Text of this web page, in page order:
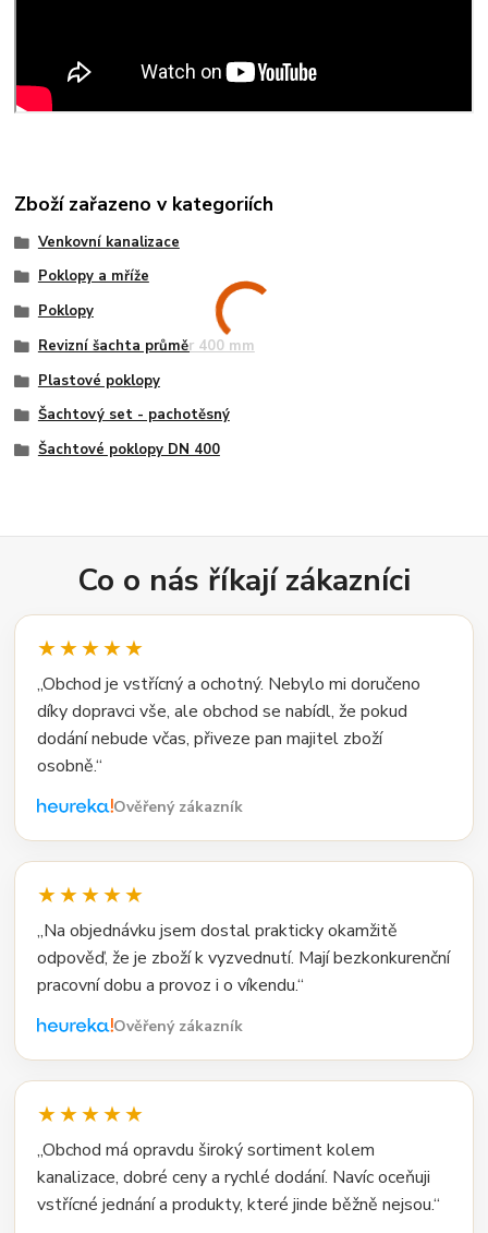
Zboží zařazeno v kategoriích
Venkovní kanalizace
Poklopy a mříže
Poklopy
Revizní šachta průměr 400 mm
Plastové poklopy
Šachtový set - pachotěsný
Šachtové poklopy DN 400
Co o nás říkají zákazníci
★★★★★
„Obchod je vstřícný a ochotný. Nebylo mi doručeno
díky dopravci vše, ale obchod se nabídl, že pokud
dodání nebude včas, přiveze pan majitel zboží
osobně.“
Ověřený zákazník
★★★★★
„Na objednávku jsem dostal prakticky okamžitě
odpověď, že je zboží k vyzvednutí. Mají bezkonkurenční
pracovní dobu a provoz i o víkendu.“
Ověřený zákazník
★★★★★
„Obchod má opravdu široký sortiment kolem
kanalizace, dobré ceny a rychlé dodání. Navíc oceňuji
vstřícné jednání a produkty, které jinde běžně nejsou.“